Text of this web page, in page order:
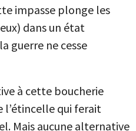
impasse plonge les
dans un état
guerre ne cesse
à cette boucherie
qui ferait
Mais aucune alternative